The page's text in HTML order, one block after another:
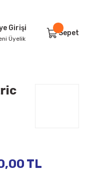
Girişi
Üyelik
Sepet
TL